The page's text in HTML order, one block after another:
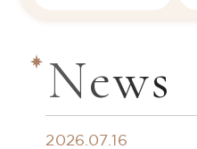
News
2026.07.16